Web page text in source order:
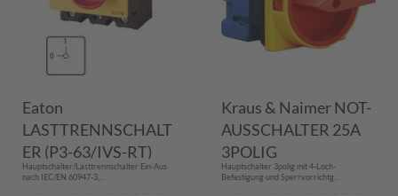
Eaton
LASTTRENNSCHALT
ER (P3-63/IVS-RT)
Hauptschalter/Lasttrennschalter Ein-Aus
nach IEC/EN 60947-3,...
Kraus & Naimer NOT-
AUSSCHALTER 25A
3POLIG
(KG20A.T203/01.E)
Hauptschalter 3polig mit 4-Loch-
Befestigung und Sperrvorrichtg...